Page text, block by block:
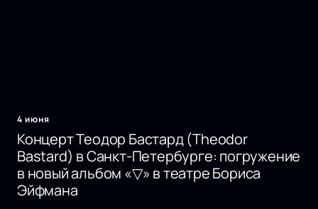
4 июня
Концерт Теодор Бастард (Theodor
Bastard) в Санкт-Петербурге: погружение
в новый альбом «▽» в театре Бориса
Эйфмана